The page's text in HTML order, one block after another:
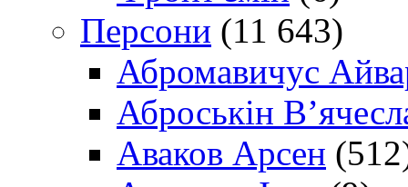
Персони (11 643)
Абромавичус
Аброськін
Аваков Арсен